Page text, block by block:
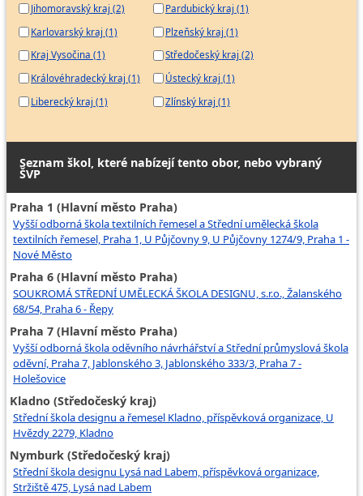
Jihomoravský kraj (2)
Karlovarský kraj (1)
Kraj Vysočina (1)
Královéhradecký kraj (1)
Liberecký kraj (1)
Pardubický kraj (1)
Plzeňský kraj (1)
Středočeský kraj (2)
Ústecký kraj (1)
Zlínský kraj (1)
Seznam škol, které nabízejí tento obor, nebo vybraný
ŠVP
Praha 1 (Hlavní město Praha)
Vyšší odborná škola textilních řemesel a Střední umělecká škola
textilních řemesel, Praha 1, U Půjčovny 9, U Půjčovny 1274/9, Praha 1 -
Nové Město
Praha 6 (Hlavní město Praha)
SOUKROMÁ STŘEDNÍ UMĚLECKÁ ŠKOLA DESIGNU, s.r.o., Žalanského
68/54, Praha 6 - Řepy
Praha 7 (Hlavní město Praha)
Vyšší odborná škola oděvního návrhářství a Střední průmyslová škola
oděvní, Praha 7, Jablonského 3, Jablonského 333/3, Praha 7 -
Holešovice
Kladno (Středočeský kraj)
Střední škola designu a řemesel Kladno, příspěvková organizace, U
Hvězdy 2279, Kladno
Nymburk (Středočeský kraj)
Střední škola designu Lysá nad Labem, příspěvková organizace,
Stržiště 475, Lysá nad Labem